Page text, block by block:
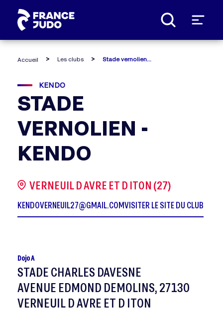
Accueil Les clubs
KENDO
STADE
VERNOLIEN -
KENDO
VERNEUIL D AVRE ET D ITON (27)
KENDOVERNEUIL27@GMAIL.COMVISITER LE SITE DU CLUB
Dojo A
STADE CHARLES DAVESNE
AVENUE EDMOND DEMOLINS, 27130
VERNEUIL D AVRE ET D ITON